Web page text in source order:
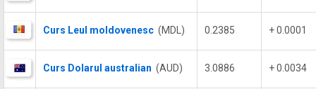
Curs Leul moldovenesc (MDL) 0.2385 + 0.0001
Curs Dolarul australian (AUD) 3.0886 + 0.0034